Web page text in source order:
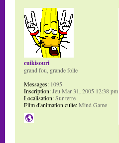
cuikisouri
grand fou, grande folle
Messages: 1095
Inscription:Jeu Mar 31, 2005 12:38 pm
Localisation:Sur terre
Film d'animation culte:Mind Game